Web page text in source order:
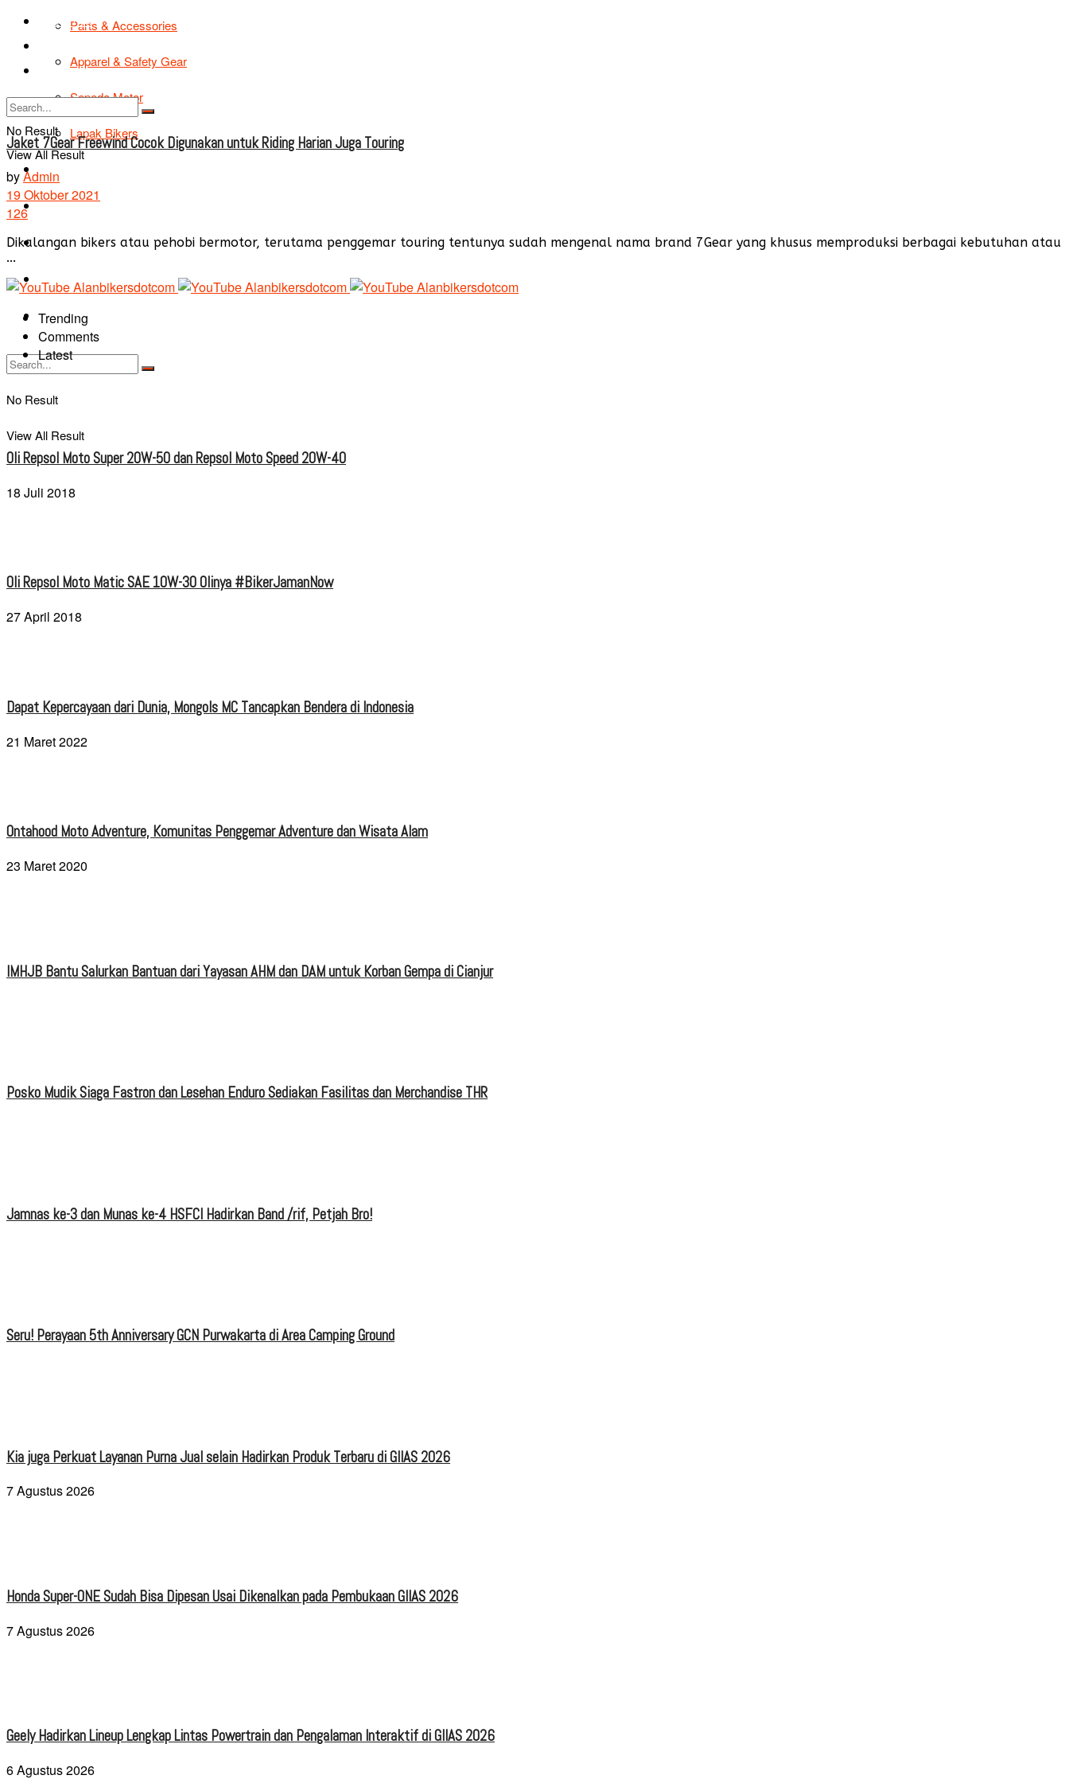
Parts & Accessories
Apparel & Safety Gear
Sepeda Motor
Lapak Bikers
Agenda
Road Safety
TIPS & TRIK
Bikers Cars
Tentang Kami
No Result
View All Result
TIPS & TRIK
Tentang Kami
No Result
View All Result
Jaket 7Gear Freewind Cocok Digunakan untuk Riding Harian Juga Touring
byAdmin
19 Oktober 2021
126
Dikalangan bikers atau pehobi bermotor, terutama penggemar touring tentunya sudah mengenal nama brand 7Gear yang khusus memproduksi berbagai kebutuhan atau
...
Trending
Comments
Latest
Oli Repsol Moto Super 20W-50 dan Repsol Moto Speed 20W-40
18 Juli 2018
Oli Repsol Moto Matic SAE 10W-30 Olinya #BikerJamanNow
27 April 2018
Dapat Kepercayaan dari Dunia, Mongols MC Tancapkan Bendera di Indonesia
21 Maret 2022
Ontahood Moto Adventure, Komunitas Penggemar Adventure dan Wisata Alam
23 Maret 2020
IMHJB Bantu Salurkan Bantuan dari Yayasan AHM dan DAM untuk Korban Gempa di Cianjur
Posko Mudik Siaga Fastron dan Lesehan Enduro Sediakan Fasilitas dan Merchandise THR
Jamnas ke-3 dan Munas ke-4 HSFCI Hadirkan Band /rif, Petjah Bro!
Seru! Perayaan 5th Anniversary GCN Purwakarta di Area Camping Ground
Kia juga Perkuat Layanan Purna Jual selain Hadirkan Produk Terbaru di GIIAS 2026
7 Agustus 2026
Honda Super-ONE Sudah Bisa Dipesan Usai Dikenalkan pada Pembukaan GIIAS 2026
7 Agustus 2026
Geely Hadirkan Lineup Lengkap Lintas Powertrain dan Pengalaman Interaktif di GIIAS 2026
6 Agustus 2026